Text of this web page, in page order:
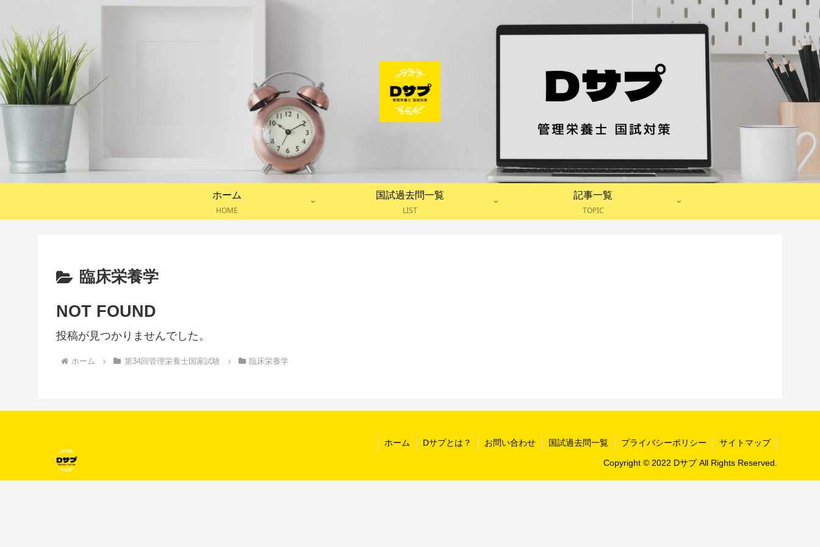
ホーム
HOME
国試過去問一覧
LIST
記事一覧
TOPIC
臨床栄養学
NOT FOUND
投稿が見つかりませんでした。
ホーム 第34回管理栄養士国家試験 臨床栄養学
ホーム Dサプとは？ お問い合わせ 国試過去問一覧 プライバシーポリシー サイトマップ
Copyright © 2022 Dサプ All Rights Reserved.